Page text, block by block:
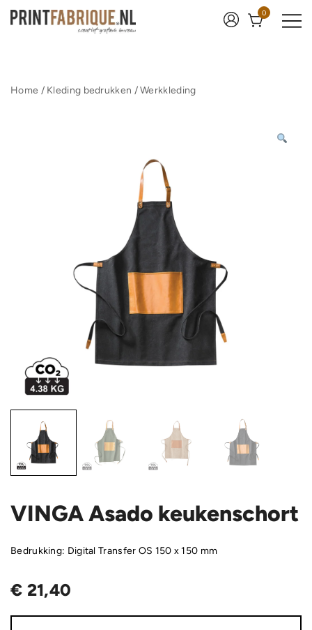
naar
0
Home / Kleding bedrukken /Werkkleding
VINGA Asado keukenschort
Bedrukking: Digital Transfer OS 150 x 150 mm
€ 21,40